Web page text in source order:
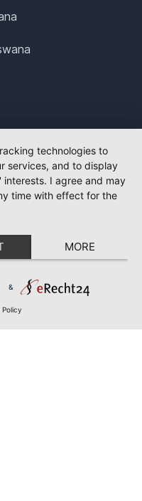
technologies to
services, and to display
I agree and may
time with effect for the
MORE
&